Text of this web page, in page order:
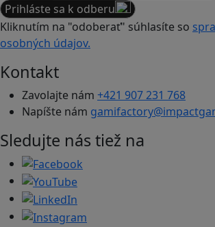
Prihláste sa k odberu
Kliknutím na "odoberať" súhlasíte so
osobných údajov.
Kontakt
Zavolajte nám +421 907 231 768
Napíšte nám
Sledujte nás tiež na